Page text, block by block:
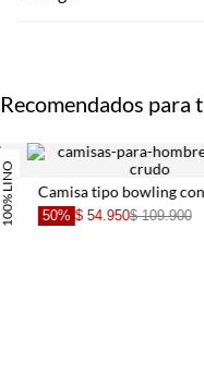
Recomendados para
para hombre
50% $ 89.950$ 179.900